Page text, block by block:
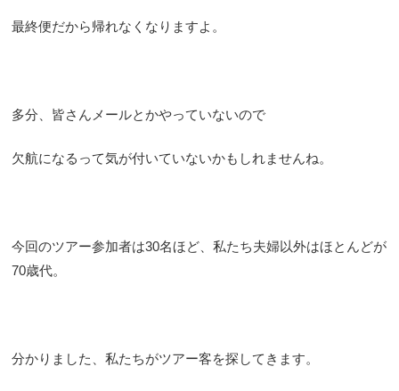
最終便だから帰れなくなりますよ。
多分、皆さんメールとかやっていないので
欠航になるって気が付いていないかもしれませんね。
今回のツアー参加者は30名ほど、私たち夫婦以外はほとんどが
70歳代。
分かりました、私たちがツアー客を探してきます。